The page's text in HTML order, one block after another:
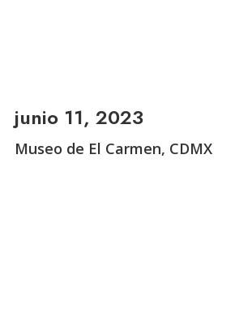
junio 11, 2023
Museo de El Carmen, CDMX